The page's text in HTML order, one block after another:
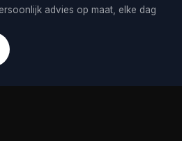
advies op maat, elke dag